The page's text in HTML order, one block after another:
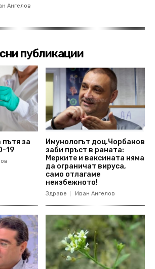
Ангелов
публикации
за
19
Имунологът доц.Чорбанов
заби пръст в раната:
Мерките и ваксината няма
да ограничат вируса,
само отлагаме
неизбежното!
Здраве Иван Ангелов